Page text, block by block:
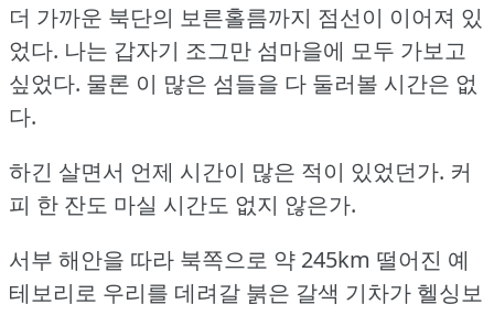
더 가까운 북단의 보른홀름까지 점선이 이어져 있
었다. 나는 갑자기 조그만 섬마을에 모두 가보고
싶었다. 물론 이 많은 섬들을 다 둘러볼 시간은 없
다.
하긴 살면서 언제 시간이 많은 적이 있었던가. 커
피 한 잔도 마실 시간도 없지 않은가.
서부 해안을 따라 북쪽으로 약 245km 떨어진 예
테보리로 우리를 데려갈 붉은 갈색 기차가 헬싱보